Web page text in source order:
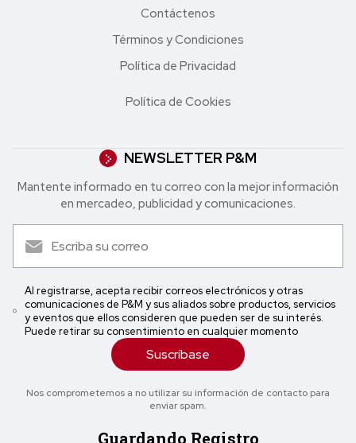
Contáctenos
Términos y Condiciones
Política de Privacidad
Política de Cookies
NEWSLETTER P&M
Mantente informado en tu correo con la mejor in formación
en mercadeo, publicidad y comunicaciones.
Al registrarse, acepta recibir correos electrónicos y otras
comunicaciones de P&M y sus aliados sobre productos, servicios
y eventos que ellos consideren que pueden ser de su interés.
Puede retirar su consentimiento en cualquier momento
Suscríbase
Nos comprometemos a no utilizar su información de contacto para
enviar spam.
Guardando Registro